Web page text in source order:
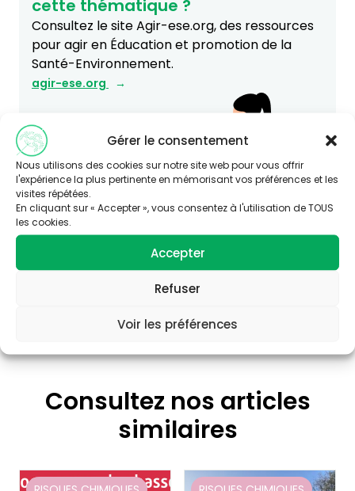
Gérer le consentement
Nous utilisons des cookies sur notre site web pour vous offrir
l'expérience la plus pertinente en mémorisant vos préférences et les
visites répétées.
En cliquant sur « Accepter », vous consentez à l'utilisation de TOUS
les cookies.
Accepter
Refuser
Voir les préférences
cette thématique ?
Consultez le site Agir-ese.org, des ressources
pour agir en Éducation et promotion de la
Santé-Environnement.
agir-ese.org
Consultez nos articles
similaires